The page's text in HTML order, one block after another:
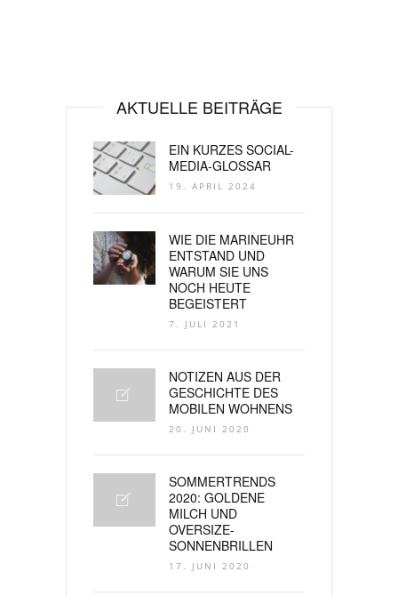
AKTUELLE BEITRÄGE
EIN KURZES SOCIAL-
MEDIA-GLOSSAR
19. APRIL 2024
WIE DIE MARINEUHR
ENTSTAND UND
WARUM SIE UNS
NOCH HEUTE
BEGEISTERT
7. JULI 2021
NOTIZEN AUS DER
GESCHICHTE DES
MOBILEN WOHNENS
20. JUNI 2020
SOMMERTRENDS
2020: GOLDENE
MILCH UND
OVERSIZE-
SONNENBRILLEN
17. JUNI 2020